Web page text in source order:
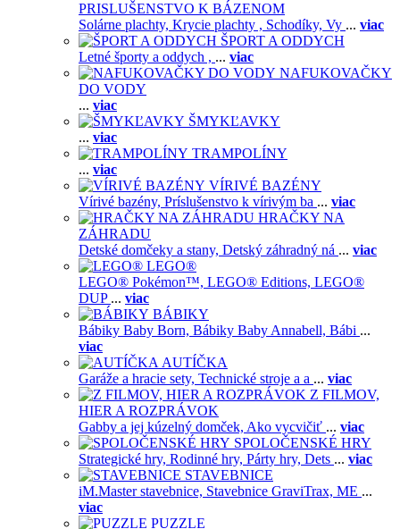
PRISLUŠENSTVO K BÁZENOM
Solárne plachty, Krycie plachty , Schodíky, Vy ... viac
ŠPORT A ODDYCH
Letné športy a oddych , ... viac
NAFUKOVAČKY
DO VODY
... viac
ŠMYKĽAVKY
... viac
TRAMPOLÍNY
... viac
VÍRIVÉ BAZÉNY
Vírivé bazény, Príslušenstvo k vírivým ba ... viac
HRAČKY NA
ZÁHRADU
Detské domčeky a stany, Detský záhradný ná ... viac
LEGO®
LEGO® Pokémon™, LEGO® Editions, LEGO®
DUP ... viac
BÁBIKY
Bábiky Baby Born, Bábiky Baby Annabell, Bábi ...
viac
AUTÍČKA
Garáže a hracie sety, Technické stroje a a ... viac
Z FILMOV,
HIER A ROZPRÁVOK
Gabby a jej kúzelný domček, Ako vycvičiť ... viac
SPOLOČENSKÉ HRY
Strategické hry, Rodinné hry, Párty hry, Dets ... viac
STAVEBNICE
iM.Master stavebnice, Stavebnice GraviTrax, ME ...
viac
PUZZLE